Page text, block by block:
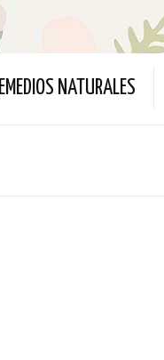
NATURALES